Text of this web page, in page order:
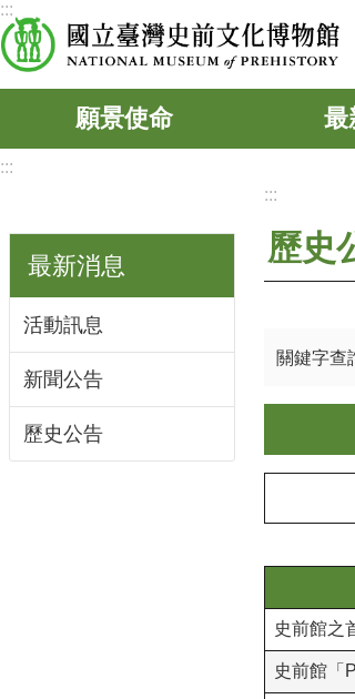
跳到主要內容區塊
:::
願景使命 最
:::
最新消息
活動訊息
新聞公告
歷史公告
:::
歷史
關鍵字查
史前館之
史前館「